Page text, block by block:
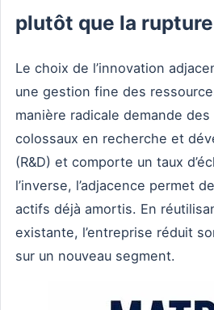
plutôt que la
Le choix de l’innovation
une gestion fine des
manière radicale demande
colossaux en recherche et
(R&D) et comporte un taux
l’inverse, l’adjacence permet
actifs déjà amortis. En
existante, l’entreprise réduit
sur un nouveau segment.